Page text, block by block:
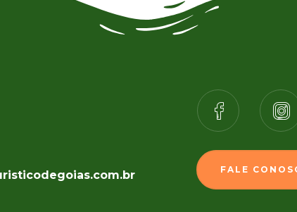
FALE